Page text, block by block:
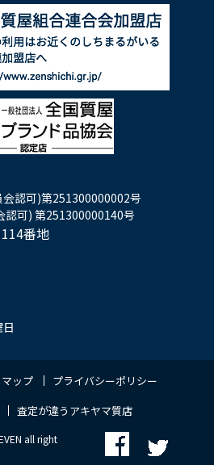
認可)第251300000002号
認可) 第251300000140号
番地
ップ
プライバシーポリシー
査定が違うアキヤマ質店
all right